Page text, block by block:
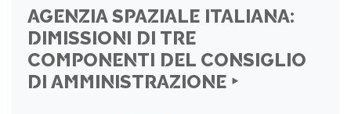
AGENZIA SPAZIALE ITALIANA:
DIMISSIONI DI TRE
COMPONENTI DEL CONSIGLIO
DI AMMINISTRAZIONE ‣